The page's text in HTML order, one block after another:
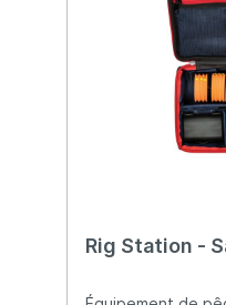
Rig Station -